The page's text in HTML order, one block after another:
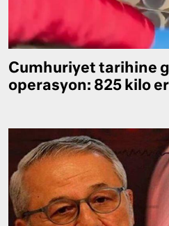
Cumhuriyet tarihine
operasyon: 825 kilo